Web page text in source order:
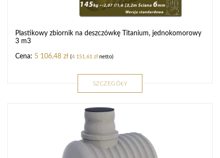
Plastikowy zbiornik na deszczówkę Titanium, jednokomorowy
3 m3
5 106,48 zł (4 151,61 złnetto)
SZCZEGÓŁY